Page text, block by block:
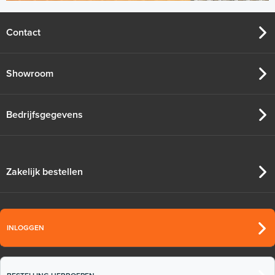
Contact
Showroom
Bedrijfsgegevens
Zakelijk bestellen
INLOGGEN